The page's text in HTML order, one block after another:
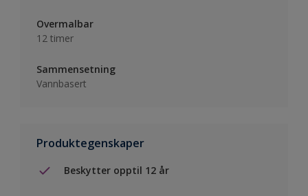
Overmalbar
12 timer
Sammensetning
Vannbasert
Produktegenskaper
Beskytter opptil 12 år